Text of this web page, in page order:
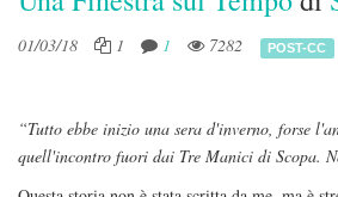
01/03/18 1 1 7282 POST-CC
“Tutto ebbe inizio una sera d'inverno, forse
quell'incontro fuori dai Tre Manici di Scopa.